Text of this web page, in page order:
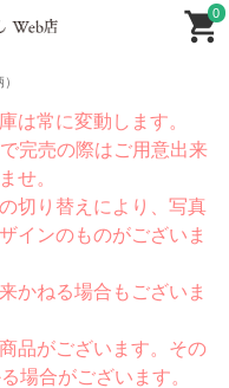
0
は常に変動します。
完売の際はご用意出来
せ。
切り替えにより、写真
インのものがございま
かねる場合もございま
品がございます。その
場合がございます。